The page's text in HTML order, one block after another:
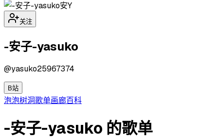
安Y
关注
-安子-yasuko
@yasuko25967374
B站
泡泡树洞歌单画廊百科
-安子-yasuko 的歌单